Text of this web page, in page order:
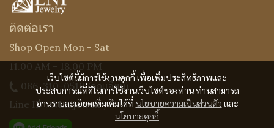
เว็บไซต์นี้มีการใช้งานคุกกี้ เพื่อเพิ่มประสิทธิภาพและ
ประสบการณ์ที่ดีในการใช้งานเว็บไซต์ของท่าน ท่านสามารถ
อ่านรายละเอียดเพิ่มเติมได้ที่ นโยบายความเป็นส่วนตัว และ
นโยบายคุกกี้
ติดต่อเรา
Shop Open Mon - Sat
11.00 AM - 18.00 PM
086-310-0519(คุณเจี๊ยบ)
Line ID : @Lnijewelry